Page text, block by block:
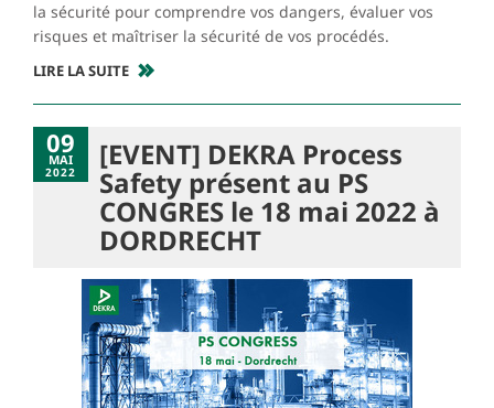
la sécurité pour comprendre vos dangers, évaluer vos
risques et maîtriser la sécurité de vos procédés.
LIRE LA SUITE
09
MAI
2022 [EVENT] DEKRA Process
Safety présent au PS
CONGRES le 18 mai 2022 à
DORDRECHT